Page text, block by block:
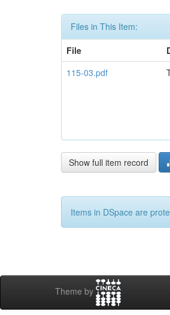
Files in This Item:
File
115-03.pdf
Show full item record
Items in DSpace are
Theme by